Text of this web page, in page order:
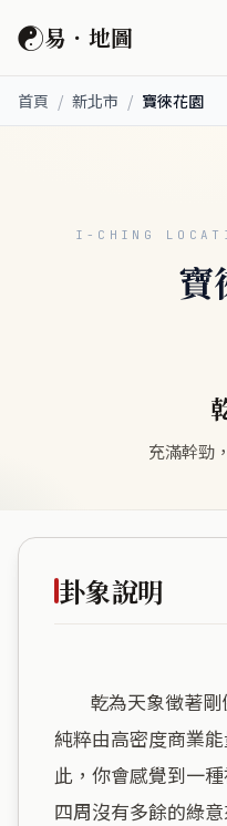
☯易．地圖
首頁 / 新北市 / 寶徠花園
I-CHING
寶
充滿幹勁
卦象說明
純粹由高密度商業
此，你會感覺到一
四周沒有多餘的綠